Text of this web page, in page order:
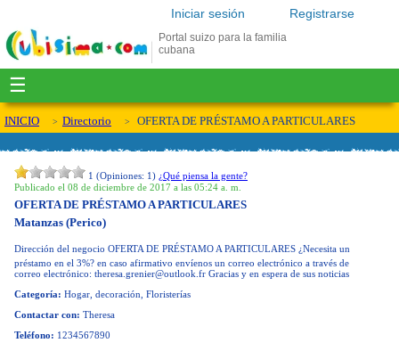
Registrarse
Iniciar sesión
Portal suizo para la familia
cubana
☰
INICIO Directorio OFERTA DE PRÉSTAMO A PARTICULARES
1 (Opiniones: 1) ¿Qué piensa la gente?
Publicado el 08 de diciembre de 2017 a las 05:24 a. m.
OFERTA DE PRÉSTAMO A PARTICULARES
Matanzas (Perico)
Dirección del negocio OFERTA DE PRÉSTAMO A PARTICULARES ¿Necesita un
préstamo en el 3%? en caso afirmativo envíenos un correo electrónico a través de
correo electrónico: theresa.grenier@outlook.fr Gracias y en espera de sus noticias
Categoría: Hogar, decoración, Floristerías
Contactar con: Theresa
Teléfono: 1234567890